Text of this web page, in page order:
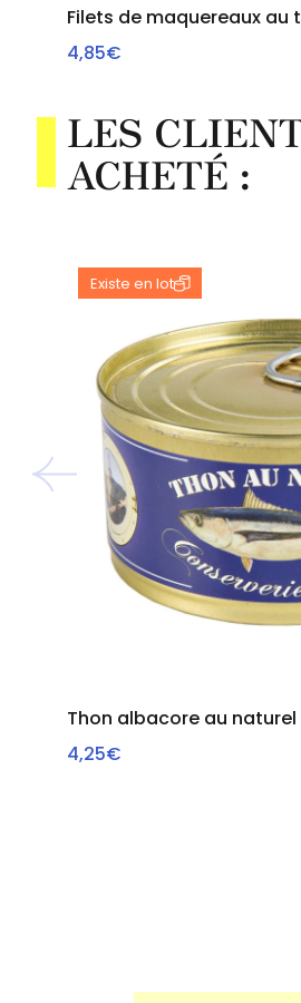
Filets de maquereaux au
4,85€
LES
ACHETÉ :
Existe en lot
Thon albacore au naturel
4,25€